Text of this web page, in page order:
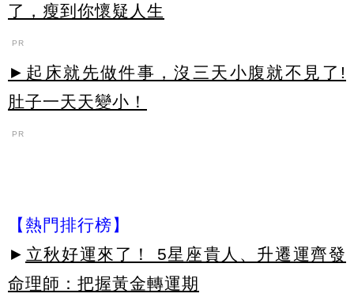
了，瘦到你懷疑人生
PR
►起床就先做件事，沒三天小腹就不見了!
肚子一天天變小！
PR
【熱門排行榜】
► 立秋好運來了！ 5星座貴人、升遷運齊發
命理師：把握黃金轉運期